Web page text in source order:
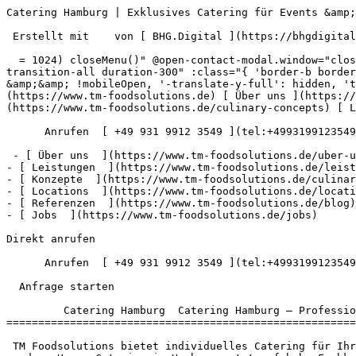
Catering Hamburg | Exklusives Catering für Events &amp; Messen             ![TM Foodsolutions](https://www.tm-foodsolutions.de/images/tm-logo.webp)

 Erstellt mit    von [ BHG.Digital ](https://bhgdigital.de)

  = 1024) closeMenu()" @open-contact-modal.window="closeMenu()" role="navigation" aria-label="Hauptnavigation" class="fixed inset-x-0 top-0 z-40 bg-brand-900 transition-all duration-300" :class="{ 'border-b border-brand-800/60 shadow-lg shadow-black/30': scrolled || mobileOpen, 'border-b border-transparent': !scrolled &amp;&amp; !mobileOpen, '-translate-y-full': hidden, 'translate-y-0': !hidden, }" &gt;  [ ![TM Foodsolutions](https://www.tm-foodsolutions.de/images/tm-logo.webp) ](https://www.tm-foodsolutions.de) [ Über uns ](https://www.tm-foodsolutions.de/uber-uns) [ Leistungen ](https://www.tm-foodsolutions.de/leistungen) [ Konzepte ](https://www.tm-foodsolutions.de/culinary-concepts) [ Locations ](https://www.tm-foodsolutions.de/locations) [ Referenzen ](https://www.tm-foodsolutions.de/blog)

      Anrufen  [ +49 931 9912 3549 ](tel:+4993199123549)   Anfragen

 - [ Über uns  ](https://www.tm-foodsolutions.de/uber-uns)
- [ Leistungen  ](https://www.tm-foodsolutions.de/leistungen)
- [ Konzepte  ](https://www.tm-foodsolutions.de/culinary-concepts)
- [ Locations  ](https://www.tm-foodsolutions.de/locations)
- [ Referenzen  ](https://www.tm-foodsolutions.de/blog)
- [ Jobs  ](https://www.tm-foodsolutions.de/jobs)

Direkt anrufen

      Anrufen  [ +49 931 9912 3549 ](tel:+4993199123549)

  Anfrage starten

         Catering Hamburg  Catering Hamburg – Professionelles Event- &amp; Messe-Catering für Ihre Großveranstaltung
===========================================================================================

 TM Foodsolutions bietet individuelles Catering für Ihr Event in Hamburg. Wir lassen Ihre Veranstaltung wie Firmenfeiern, Sommerfeste oder Messen zum Highlight werden. Unser Catering in Hamburg setzt auf hohe Fachkompetenz, kreative Menüs und Individualität bei Ihrer Veranstaltung, wie zum Beispiel mit unserem Foodtruck in Hamburg.

   Anfrage starten       [ Unsere Leistungen  ](#leistungen)

 Bundesweit im Einsatz Events · Messen · Festivals Über 10 Jahre Erfahrung

 ![Catering Hamburg – TM Foodsolutions](https://www.tm-foodsolutions.de/images/content/foodtrucks/hero_fertig-motors-airstream-foodtruck-gaeste.webp)

   Catering für Konzerne, Marken und Großveranstaltungen

   ![Schaeffler](https://www.tm-foodsolutions.de/images/content/home/logos/schaeffler.webp)

 ![Bosch](https://www.tm-foodsolutions.de/images/content/home/logos/bosch.webp)

 ![Mattel](https://www.tm-foodsolutions.de/images/content/home/logos/mattel.webp)

 ![Lidl](https://www.tm-foodsolutions.de/images/content/home/logos/lidl.webp)

 ![Melitta](https://www.tm-foodsolutions.de/images/content/home/logos/melitta.webp)

 ![Cybex](https://www.tm-foodsolutions.de/images/content/home/logos/cybex.webp)

 ![Porcelanosa](https://www.tm-foodsolutions.de/images/content/home/logos/porcelanosa.webp)

 ![Boehringer Ingelheim](https://www.tm-foodsolutions.de/images/content/home/logos/boehringer-ingelheim.webp)

 ![Audio Service](https://www.tm-foodsolutions.de/images/content/home/logos/audio-service.webp)

 ![Mazak](https://www.tm-foodsolutions.de/images/content/home/logos/mazak.webp)

   ![](https://www.tm-foodsolutions.de/images/content/home/logos/schaeffler.webp)

 ![](https://www.tm-foodsolutions.de/images/content/home/logos/bosch.webp)

 ![](https://www.tm-foodsolutions.de/images/content/home/logos/mattel.webp)

 ![](https://www.tm-foodsolutions.de/images/content/home/logos/